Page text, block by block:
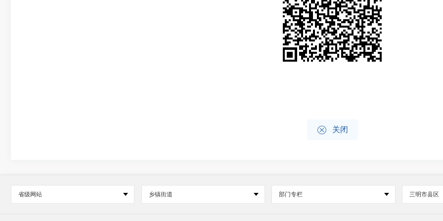
 关闭
省级网站 乡镇街道 部门专栏 三明市县区